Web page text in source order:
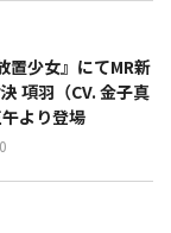
少女』にてMR新
項羽（CV. 金子真
より登場